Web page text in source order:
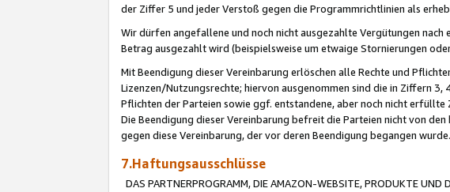
der Ziffer 5 und jeder Verstoß gegen die Programmrichtlinien als
Wir dürfen angefallene und noch nicht ausgezahlte Vergütungen
Betrag ausgezahlt wird (beispielsweise um etwaige Stornierungen
Mit Beendigung dieser Vereinbarung erlöschen alle Rechte und
Lizenzen/Nutzungsrechte; hiervon ausgenommen sind die in Ziffern
Pflichten der Parteien sowie ggf. entstandene, aber noch nicht
Die Beendigung dieser Vereinbarung befreit die Parteien nicht von
gegen diese Vereinbarung, der vor deren Beendigung begangen wurde.
7.Haftungsausschlüsse
DAS PARTNERPROGRAMM, DIE AMAZON-WEBSITE, PRODUKTE